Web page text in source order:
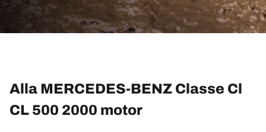
Alla MERCEDES-BENZ Classe Cl
CL 500 2000 motor